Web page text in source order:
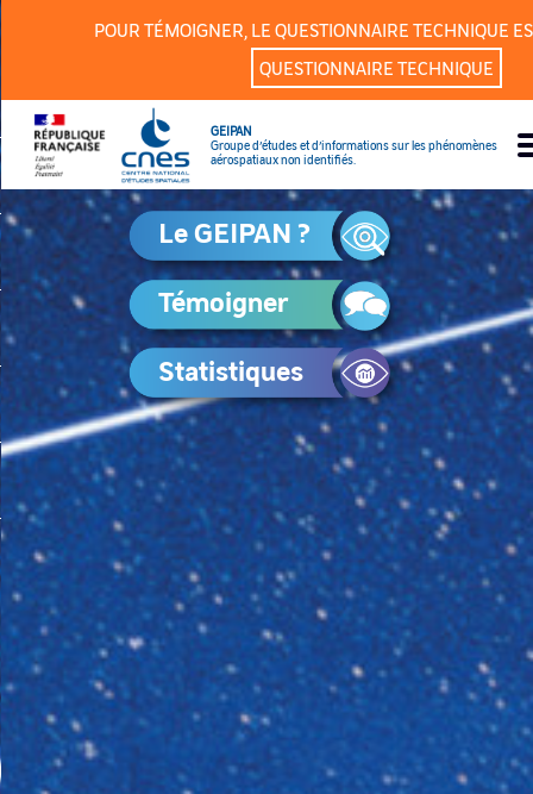
Panneau de gestion des cookies
POUR TÉMOIGNER, LE QUESTIONNAIRE TECHNIQUE
QUESTIONNAIRE TECHNIQUE
GEIPAN
Groupe d’études et d’informations sur les phénomènes
aérospatiaux non identifiés.
Le GEIPAN ?
Témoigner
Statistiques